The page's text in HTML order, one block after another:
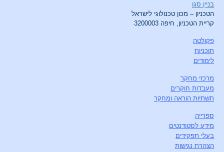
בניין סגו
הטכניון – מכון טכנולוגי לישראל
קריית הטכניון, חיפה 3200003
פקולטה
תוכניות
לימודים
מרכזי מחקר
מעבדות חוקרים
תשתיות הוראה ומחקר
ספרייה
מידע לסטודנטים
בעלי תפקידים
הצהרת נגישות